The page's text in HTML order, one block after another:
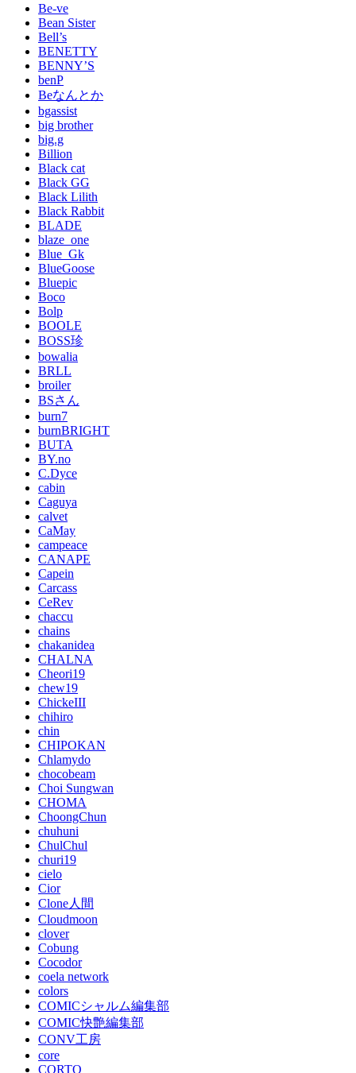
Be-ve
Bean Sister
Bell’s
BENETTY
BENNY’S
benP
Beなんとか
bgassist
big brother
big.g
Billion
Black cat
Black GG
Black Lilith
Black Rabbit
BLADE
blaze_one
Blue_Gk
BlueGoose
Bluepic
Boco
Bolp
BOOLE
BOSS珍
bowalia
BRLL
broiler
BSさん
burn7
burnBRIGHT
BUTA
BY.no
C.Dyce
cabin
Caguya
calvet
CaMay
campeace
CANAPE
Capein
Carcass
CeRev
chaccu
chains
chakanidea
CHALNA
Cheori19
chew19
ChickeIII
chihiro
chin
CHIPOKAN
Chlamydo
chocobeam
Choi Sungwan
CHOMA
ChoongChun
chuhuni
ChulChul
churi19
cielo
Cior
Clone人間
Cloudmoon
clover
Cobung
Cocodor
coela network
colors
COMICシャルム編集部
COMIC快艶編集部
CONV工房
core
CORTO